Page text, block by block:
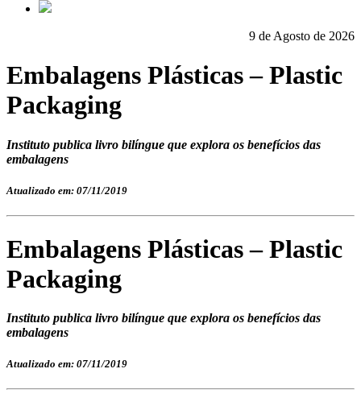
9 de Agosto de 2026
Embalagens Plásticas – Plastic
Packaging
Instituto publica livro bilíngue que explora os benefícios das
embalagens
Atualizado em: 07/11/2019
Embalagens Plásticas – Plastic
Packaging
Instituto publica livro bilíngue que explora os benefícios das
embalagens
Atualizado em: 07/11/2019